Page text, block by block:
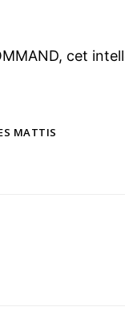
cet
MATTIS